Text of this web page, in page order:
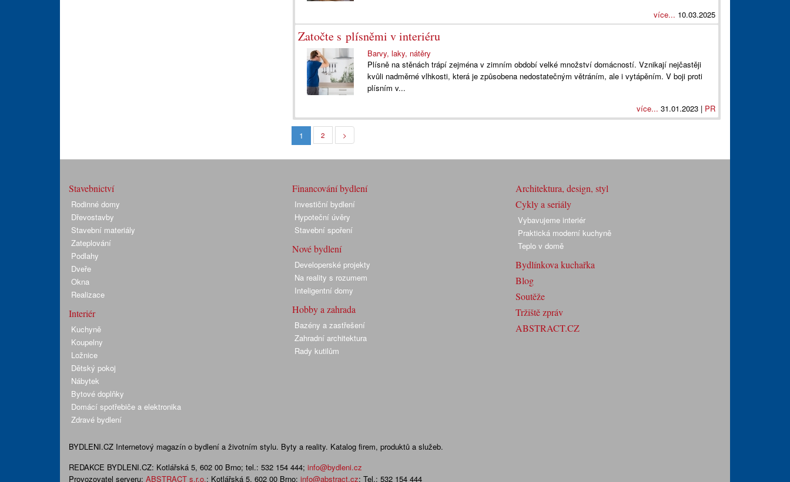
více... 10.03.2025
Zatočte s plísněmi v interiéru
Barvy, laky, nátěry
Plísně na stěnách trápí zejména v zimním období velké množství domácností. Vznikají nejčastěji
kvůli nadměrné vlhkosti, která je způsobena nedostatečným větráním, ale i vytápěním. V boji proti
plísním v...
více... 31.01.2023 | PR
1 2 >
Stavebnictví
Rodinné domy
Dřevostavby
Stavební materiály
Zateplování
Podlahy
Dveře
Okna
Realizace
Interiér
Kuchyně
Koupelny
Ložnice
Dětský pokoj
Nábytek
Bytové doplňky
Domácí spotřebiče a elektronika
Zdravé bydlení
Financování bydlení
Investiční bydlení
Hypoteční úvěry
Stavební spoření
Nové bydlení
Developerské projekty
Na reality s rozumem
Inteligentní domy
Hobby a zahrada
Bazény a zastřešení
Zahradní architektura
Rady kutilům
Architektura, design, styl
Cykly a seriály
Vybavujeme interiér
Praktická moderní kuchyně
Teplo v domě
Bydlínkova kuchařka
Blog
Soutěže
Tržiště zpráv
ABSTRACT.CZ
BYDLENI.CZ Internetový magazín o bydlení a životním stylu. Byty a reality. Katalog firem, produktů a služeb.
REDAKCE BYDLENI.CZ: Kotlářská 5, 602 00 Brno; tel.: 532 154 444; info@bydleni.cz
Provozovatel serveru: ABSTRACT s.r.o.; Kotlářská 5, 602 00 Brno; info@abstract.cz; Tel.: 532 154 444